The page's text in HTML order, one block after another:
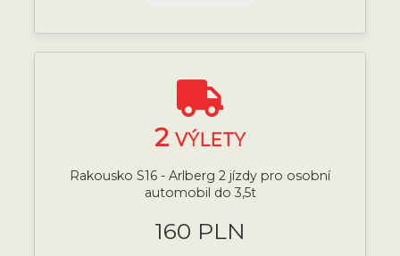
2 VÝLETY
Rakousko S16 - Arlberg 2 jízdy pro osobní
automobil do 3,5t
160 PLN